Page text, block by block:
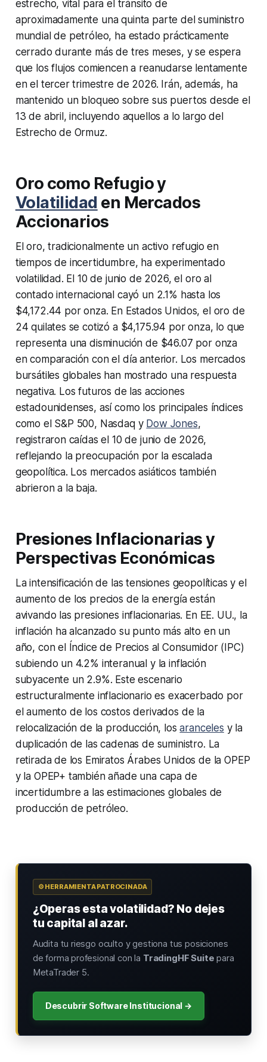
estrecho, vital para el tránsito de
aproximadamente una quinta parte del suministro
mundial de petróleo, ha estado prácticamente
cerrado durante más de tres meses, y se espera
que los flujos comiencen a reanudarse lentamente
en el tercer trimestre de 2026. Irán, además, ha
mantenido un bloqueo sobre sus puertos desde el
13 de abril, incluyendo aquellos a lo largo del
Estrecho de Ormuz.
Oro como Refugio y
Volatilidad en Mercados
Accionarios
El oro, tradicionalmente un activo refugio en
tiempos de incertidumbre, ha experimentado
volatilidad. El 10 de junio de 2026, el oro al
contado internacional cayó un 2.1% hasta los
$4,172.44 por onza. En Estados Unidos, el oro de
24 quilates se cotizó a $4,175.94 por onza, lo que
representa una disminución de $46.07 por onza
en comparación con el día anterior. Los mercados
bursátiles globales han mostrado una respuesta
negativa. Los futuros de las acciones
estadounidenses, así como los principales índices
como el S&P 500, Nasdaq y Dow Jones,
registraron caídas el 10 de junio de 2026,
reflejando la preocupación por la escalada
geopolítica. Los mercados asiáticos también
abrieron a la baja.
Presiones Inflacionarias y
Perspectivas Económicas
La intensificación de las tensiones geopolíticas y el
aumento de los precios de la energía están
avivando las presiones inflacionarias. En EE. UU., la
inflación ha alcanzado su punto más alto en un
año, con el Índice de Precios al Consumidor (IPC)
subiendo un 4.2% interanual y la inflación
subyacente un 2.9%. Este escenario
estructuralmente inflacionario es exacerbado por
el aumento de los costos derivados de la
relocalización de la producción, losaranceles y la
duplicación de las cadenas de suministro. La
retirada de los Emiratos Árabes Unidos de la OPEP
y la OPEP+ también añade una capa de
incertidumbre a las estimaciones globales de
producción de petróleo.
⚙️ HERRAMIENTA PATROCINADA
¿Operas esta volatilidad? No dejes
tu capital al azar.
Audita tu riesgo oculto y gestiona tus posiciones
de forma profesional con la TradingHF Suite para
MetaTrader 5.
Descubrir Software Institucional →